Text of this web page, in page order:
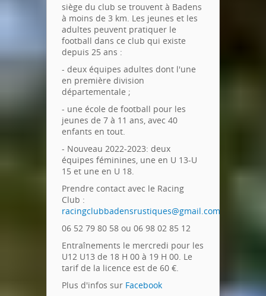
siège du club se trouvent à Badens
à moins de 3 km. Les jeunes et les
adultes peuvent pratiquer le
football dans ce club qui existe
depuis 25 ans :
- deux équipes adultes dont l'une
en première division
départementale ;
- une école de football pour les
jeunes de 7 à 11 ans, avec 40
enfants en tout.
- Nouveau 2022-2023: deux
équipes féminines, une en U 13-U
15 et une en U 18.
Prendre contact avec le Racing
Club :
racingclubbadensrustiques@gmail.com
06 52 79 80 58 ou 06 98 02 85 12
Entraînements le mercredi pour les
U12 U13 de 18 H 00 à 19 H 00. Le
tarif de la licence est de 60 €.
Plus d'infos sur Facebook